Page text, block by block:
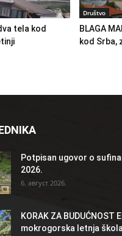
tela kod
Društvo
BLAGA
kod Srba,
Potpisan ugovor o
2026.
6. август 2026.
KORAK ZA BUDUĆNOST
mokrogorska letnja